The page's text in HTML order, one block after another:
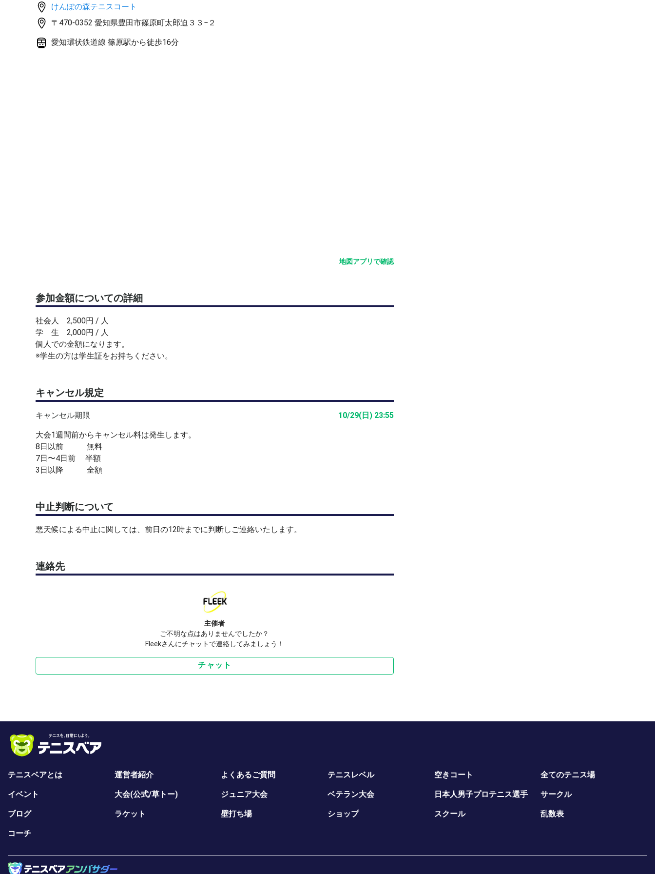
当日会場にてくじを引いていただき抽選します。
◼︎実施可否について
雨天での中止判断は前日の11月2日の12時にさせていただきます。
その他ご不明な点はFleek公式LINE(
けんぽの森テニスコート
〒470-0352 愛知県豊田市篠原町太郎迫３３−２
愛知環状鉄道線 篠原駅から徒歩16分
地図アプリで確認
参加金額についての詳細
社会人 2,500円 / 人
学 生 2,000円 / 人
個人での金額になります。
※学生の方は学生証をお持ちください。
キャンセル規定
キャンセル期限 10/29(日) 23:55
大会1週間前からキャンセル料は発生します。
8日以前 無料
7日〜4日前 半額
3日以降 全額
中止判断について
悪天候による中止に関しては、前日の12時までに判断しご連絡いたします。
連絡先
主催者
ご不明な点はありませんでしたか？
Fleekさんにチャットで連絡してみましょう！
チャット
テニスベアとは 運営者紹介 よくあるご質問 テニスレベル 空きコート 全てのテニス場
イベント 大会(公式/草トー) ジュニア大会 ベテラン大会 日本人男子プロテニス選手 サークル
ブログ ラケット 壁打ち場 ショップ スクール 乱数表
コーチ